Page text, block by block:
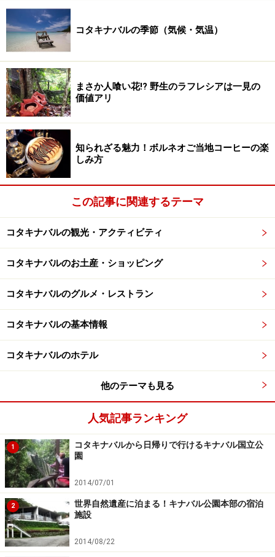
コタキナバルの季節（気候・気温）
まさか人喰い花!? 野生のラフレシアは一見の
価値アリ
知られざる魅力！ボルネオご当地コーヒーの楽
しみ方
この記事に関連するテーマ
コタキナバルの観光・アクティビティ
コタキナバルのお土産・ショッピング
コタキナバルのグルメ・レストラン
コタキナバルの基本情報
コタキナバルのホテル
他のテーマも見る
人気記事ランキング
1
コタキナバルから日帰りで行けるキナバル国立公
園
2014/07/01
2
世界自然遺産に泊まる！キナバル公園本部の宿泊
施設
2014/08/22